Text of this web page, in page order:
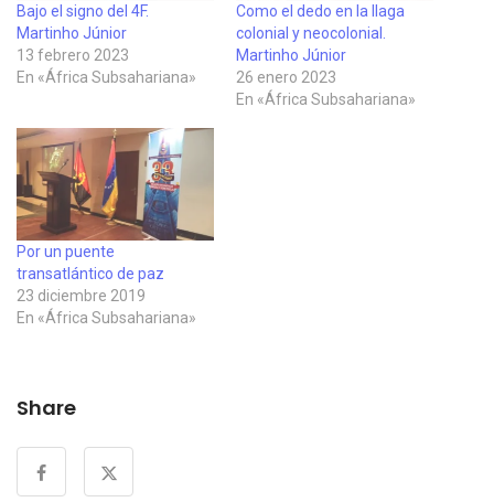
Bajo el signo del 4F.
Martinho Júnior
13 febrero 2023
En «África Subsahariana»
Como el dedo en la llaga
colonial y neocolonial.
Martinho Júnior
26 enero 2023
En «África Subsahariana»
Por un puente
transatlántico de paz
23 diciembre 2019
En «África Subsahariana»
Share